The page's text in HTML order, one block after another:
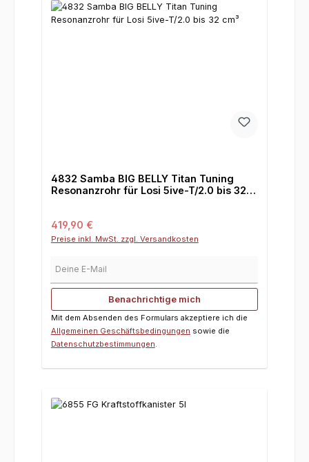
4832 Samba BIG BELLY Titan Tuning
Resonanzrohr für Losi 5ive-T/2.0 bis 32
Regulärer Preis:
419,90 €
Preise inkl. MwSt. zzgl. Versandkosten
Benachrichtige mich
Mit dem Absenden des Formulars akzeptiere ich die
Allgemeinen Geschäftsbedingungen sowie die
Datenschutzbestimmungen.